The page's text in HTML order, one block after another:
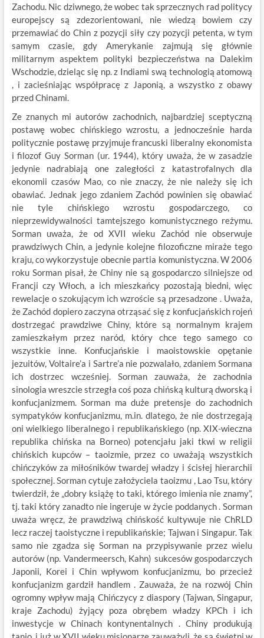
Zachodu. Nic dziwnego, że wobec tak sprzecznych rad politycy
europejscy są zdezorientowani, nie wiedzą bowiem czy
przemawiać do Chin z pozycji siły czy pozycji petenta, w tym
samym czasie, gdy Amerykanie zajmują się głównie
militarnym aspektem polityki bezpieczeństwa na Dalekim
Wschodzie, dzieląc się np. z Indiami swą technologią atomową
, i zacieśniając współpracę z Japonią, a wszystko z obawy
przed Chinami.
Ze znanych mi autorów zachodnich, najbardziej sceptyczną
postawę wobec chińskiego wzrostu, a jednocześnie harda
politycznie postawę przyjmuje francuski liberalny ekonomista
i filozof Guy Sorman (ur. 1944), który uważa, że w zasadzie
jedynie nadrabiają one zaległości z katastrofalnych dla
ekonomii czasów Mao, co nie znaczy, że nie należy się ich
obawiać. Jednak jego zdaniem Zachód powinien się obawiać
nie tyle chińskiego wzrostu gospodarczego, co
nieprzewidywalności tamtejszego komunistycznego reżymu.
Sorman uważa, że od XVII wieku Zachód nie obserwuje
prawdziwych Chin, a jedynie kolejne filozoficzne miraże tego
kraju, co wykorzystuje obecnie partia komunistyczna. W 2006
roku Sorman pisał, że Chiny nie są gospodarczo silniejsze od
Francji czy Włoch, a ich mieszkańcy pozostają biedni, więc
rewelacje o szokującym ich wzroście są przesadzone . Uważa,
że Zachód dopiero zaczyna otrząsać się z konfucjańskich rojeń
dostrzegać prawdziwe Chiny, które są normalnym krajem
zamieszkałym przez naród, który chce tego samego co
wszystkie inne. Konfucjańskie i maoistowskie opętanie
jezuitów, Voltaire’a i Sartre’a nie pozwalało, zdaniem Sormana
ich dostrzec wcześniej. Sorman zauważa, że zachodnia
sinologia wreszcie strzegła coś poza chińską kulturą dworską i
konfucjanizmem. Sorman ma duże pretensje do zachodnich
sympatyków konfucjanizmu, m.in. dlatego, że nie dostrzegają
oni wielkiego liberalnego i republikańskiego (np. XIX-wieczna
republika chińska na Borneo) potencjału jaki tkwi w religii
chińskich kupców – taoizmie, przez co uważają wszystkich
chińczyków za miłośników twardej władzy i ścisłej hierarchii
społecznej. Sorman cytuje założyciela taoizmu , Lao Tsu, który
twierdził, że „dobry książę to taki, którego imienia nie znamy”,
tj. taki który zanadto nie ingeruje w życie poddanych . Sorman
uważa wręcz, że prawdziwą chińskość kultywuje nie ChRLD
lecz raczej taoistyczne i republikańskie; Tajwan i Singapur. Tak
samo nie zgadza się Sorman na przypisywanie przez wielu
autorów (np. Vandermeersch, Kahn) sukcesów gospodarczych
Japonii, Korei i Chin wpływom konfucjanizmu, bo przecież
konfucjanizm gardził handlem . Zauważa, że na rozwój Chin
ogromny wpływ mają Chińczycy z diaspory (Tajwan, Singapur,
kraje Zachodu) żyjący poza obrębem władzy KPCh i ich
inwestycje w Chinach kontynentalnych . Chiny produkują